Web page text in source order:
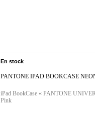
En stock
PANTONE IPAD BOOKCASE
iPad BookCase « PANTONE
Pink